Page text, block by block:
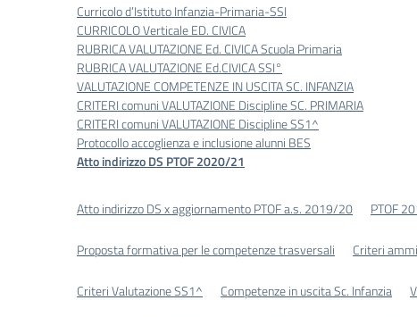
Curricolo d’Istituto Infanzia-Primaria-SSI
CURRICOLO Verticale ED. CIVICA
RUBRICA VALUTAZIONE Ed. CIVICA Scuola Primaria
RUBRICA VALUTAZIONE Ed.CIVICA SSI°
VALUTAZIONE COMPETENZE IN USCITA SC. INFANZIA
CRITERI comuni VALUTAZIONE Discipline SC. PRIMARIA
CRITERI comuni VALUTAZIONE Discipline SS1^
Protocollo accoglienza e inclusione alunni BES
Atto indirizzo DS PTOF 2020/21
Atto indirizzo DS x aggiornamento PTOF a.s. 2019/20 PTOF
Proposta formativa per le competenze trasversali Criteri
Criteri Valutazione SS1^ Competenze in uscita Sc. Infanzia